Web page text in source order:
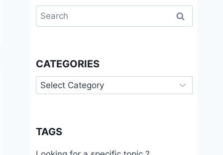
Search
for:
CATEGORIES
Categories
TAGS